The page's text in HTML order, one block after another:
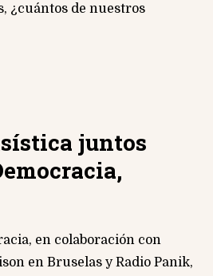
¿cuántos de nuestros
juntos
en colaboración con
en Bruselas y Radio Panik,